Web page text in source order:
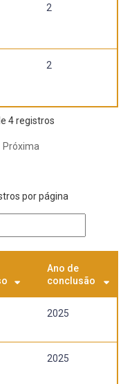
2
2
4 registros
Próxima
por página
Ano de
conclusão
2025
2025